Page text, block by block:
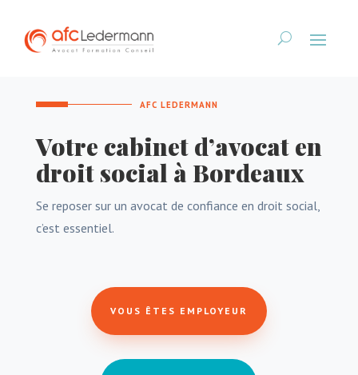
AFC LEDERMANN
Votre cabinet d’avocat en
droit social à Bordeaux
Se reposer sur un avocat de confiance en droit social,
c’est essentiel.
VOUS ÊTES EMPLOYEUR